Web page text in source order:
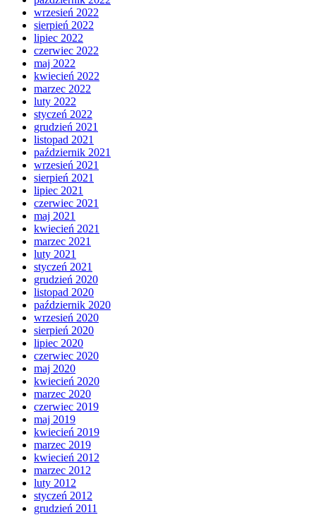
wrzesień 2022
sierpień 2022
lipiec 2022
czerwiec 2022
maj 2022
kwiecień 2022
marzec 2022
luty 2022
styczeń 2022
grudzień 2021
listopad 2021
październik 2021
wrzesień 2021
sierpień 2021
lipiec 2021
czerwiec 2021
maj 2021
kwiecień 2021
marzec 2021
luty 2021
styczeń 2021
grudzień 2020
listopad 2020
październik 2020
wrzesień 2020
sierpień 2020
lipiec 2020
czerwiec 2020
maj 2020
kwiecień 2020
marzec 2020
czerwiec 2019
maj 2019
kwiecień 2019
marzec 2019
kwiecień 2012
marzec 2012
luty 2012
styczeń 2012
grudzień 2011